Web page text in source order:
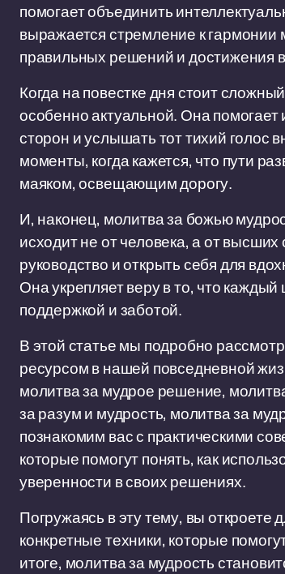
помогает объединить
выражается стремление к
правильных решений и достижения
Когда на повестке дня стоит
особенно актуальной. Она
сторон и услышать тот тихий голос
моменты, когда кажется, что пути
маяком, освещающим дорогу.
И, наконец, молитва за божью
исходит не от человека, а от
руководство и открыть себя для
Она укрепляет веру в то, что
поддержкой и заботой.
В этой статье мы подробно
ресурсом в нашей повседневной
молитва за мудрое решение,
за разум и мудрость, молитва за
познакомим вас с практическими
которые помогут понять, как
уверенности в своих решениях.
Погружаясь в эту тему, вы откроете
конкретные техники, которые
итоге, молитва за мудрость